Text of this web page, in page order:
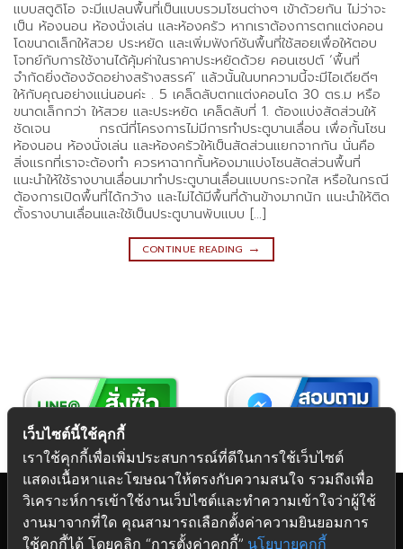
แบบสตูดิโอ จะมีแปลนพื้นที่เป็นแบบรวมโซนต่างๆ เข้าด้วยกัน ไม่ว่าจะ
เป็น ห้องนอน ห้องนั่งเล่น และห้องครัว หากเราต้องการตกแต่งคอน
โดขนาดเล็กให้สวย ประหยัด และเพิ่มฟังก์ชันพื้นที่ใช้สอยเพื่อให้ตอบ
โจทย์กับการใช้งานได้คุ้มค่าในราคาประหยัดด้วย คอนเซปต์ ‘พื้นที่
จำกัดยิ่งต้องจัดอย่างสร้างสรรค์’ แล้วนั้นในบทความนี้จะมีไอเดียดีๆ
ให้กับคุณอย่างแน่นอนค่ะ . 5 เคล็ดลับตกแต่งคอนโด 30 ตร.ม หรือ
ขนาดเล็กกว่า ให้สวย และประหยัด เคล็ดลับที่ 1. ต้องแบ่งสัดส่วนให้
ชัดเจน กรณีที่โครงการไม่มีการทำประตูบานเลื่อน เพื่อกั้นโซน
ห้องนอน ห้องนั่งเล่น และห้องครัวให้เป็นสัดส่วนแยกจากกัน นั่นคือ
สิ่งแรกที่เราจะต้องทำ ควรหาฉากกั้นห้องมาแบ่งโซนสัดส่วนพื้นที่
แนะนำให้ใช้รางบานเลื่อนมาทำประตูบานเลื่อนแบบกระจกใส หรือในกรณี
ต้องการเปิดพื้นที่ได้กว้าง และไม่ได้มีพื้นที่ด้านข้างมากนัก แนะนำให้ติด
ตั้งรางบานเลื่อนและใช้เป็นประตูบานพับแบบ […]
CONTINUE READING →
Copyright 2026 © Futuretech Intermarketing Co., Ltd.
เว็บไซต์นี้ใช้คุกกี้
เราใช้คุกกี้เพื่อเพิ่มประสบการณ์ที่ดีในการใช้เว็บไซต์
แสดงเนื้อหาและโฆษณาให้ตรงกับความสนใจ รวมถึงเพื่อ
วิเคราะห์การเข้าใช้งานเว็บไซต์และทำความเข้าใจว่าผู้ใช้
งานมาจากที่ใด คุณสามารถเลือกตั้งค่าความยินยอมการ
ใช้คุกกี้ได้ โดยคลิก “การตั้งค่าคุกกี้” นโยบายคุกกี้